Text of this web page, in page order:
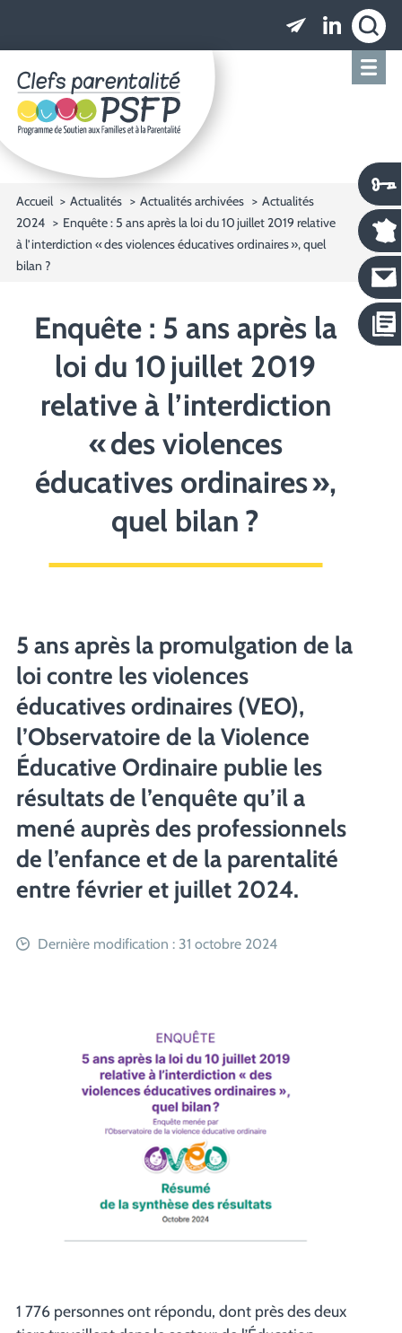
Clefs parentalité PSFP - Programme de
Accueil Actualités Actualités archivées
Actualités
2024
Enquête : 5 ans après la loi du 10 juillet 2019 relative
à l’interdiction « des violences éducatives ordinaires », quel
bilan ?
Enquête : 5 ans après la
loi du 10 juillet 2019
relative à l’interdiction
« des violences
éducatives ordinaires »,
quel bilan ?
5 ans après la promulgation de la
loi contre les violences
éducatives ordinaires (VEO),
l’Observatoire de la Violence
Éducative Ordinaire publie les
résultats de l’enquête qu’il a
mené auprès des professionnels
de l’enfance et de la parentalité
entre février et juillet 2024.
Dernière modification : 31 octobre 2024
1 776 personnes ont répondu, dont près des deux